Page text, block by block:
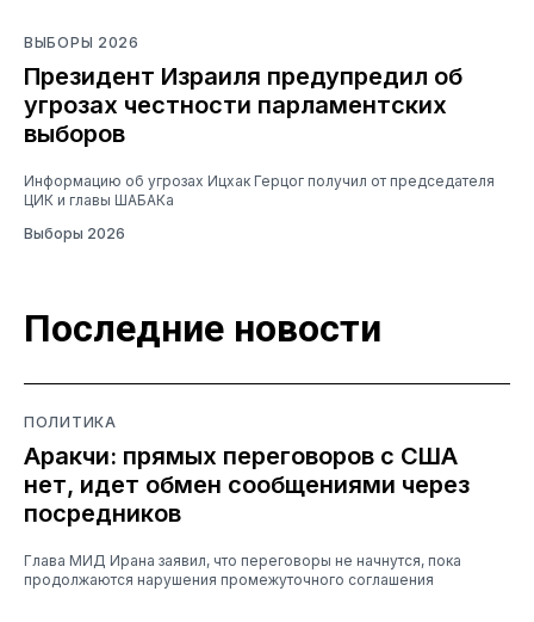
ВЫБОРЫ 2026
Президент Израиля предупредил об
угрозах честности парламентских
выборов
Информацию об угрозах Ицхак Герцог получил от председателя
ЦИК и главы ШАБАКа
Выборы 2026
Последние новости
ПОЛИТИКА
Аракчи: прямых переговоров с США
нет, идет обмен сообщениями через
посредников
Глава МИД Ирана заявил, что переговоры не начнутся, пока
продолжаются нарушения промежуточного соглашения